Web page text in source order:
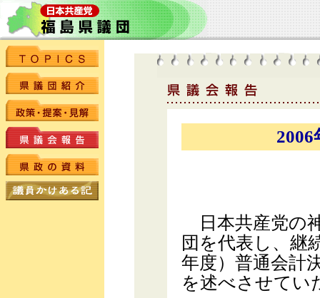
日本共産党の
団を代表し、継
年度）普通会計
を述べさせてい